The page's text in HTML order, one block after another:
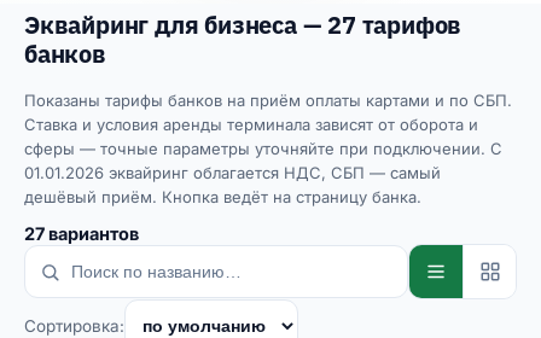
Эквайринг для бизнеса — 27 тарифов
банков
Показаны тарифы банков на приём оплаты картами и по СБП.
Ставка и условия аренды терминала зависят от оборота и
сферы — точные параметры уточняйте при подключении. С
01.01.2026 эквайринг облагается НДС, СБП — самый
дешёвый приём. Кнопка ведёт на страницу банка.
27 вариантов
Сортировка: